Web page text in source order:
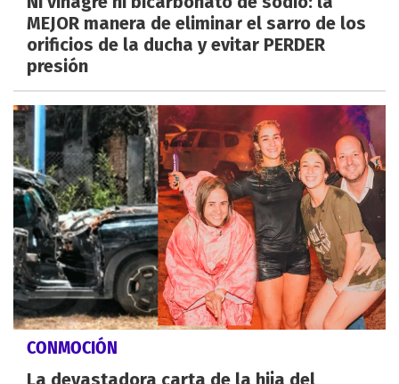
MEJOR manera de eliminar el sarro de los
orificios de la ducha y evitar PERDER
presión
CONMOCIÓN
La devastadora carta de la hija del